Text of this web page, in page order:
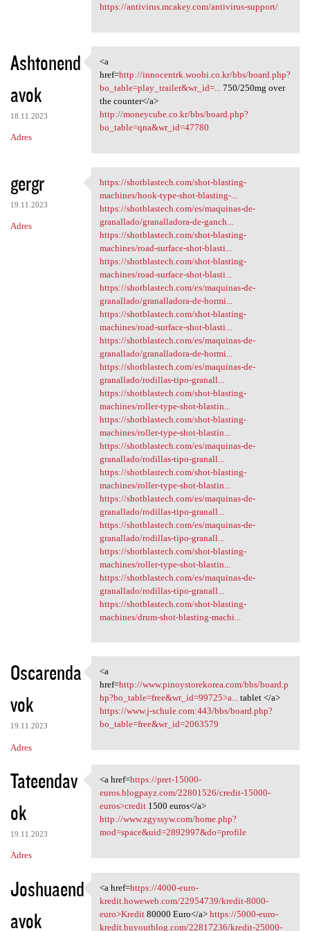
https://antivirus.mcakey.com/antivirus-support/
Ashtonend
avok
18.11.2023
Adres
<a href=http://innocentrk
<a
href=http://innocentrk.woobi.co.kr/bbs/board.php?
bo_table=play_trailer&wr_id=...750/250mg over
the counter</a>
http://moneycube.co.kr/bbs/board.php?
bo_table=qna&wr_id=47780
gergr
19.11.2023
Adres
https://shotblastech.com/shot
https://shotblastech.com/shot-blasting-
machines/hook-type-shot-blasting-...
https://shotblastech.com/es/maquinas-de-
granallado/granalladora-de-ganch...
https://shotblastech.com/shot-blasting-
machines/road-surface-shot-blasti...
https://shotblastech.com/shot-blasting-
machines/road-surface-shot-blasti...
https://shotblastech.com/es/maquinas-de-
granallado/granalladora-de-hormi...
https://shotblastech.com/shot-blasting-
machines/road-surface-shot-blasti...
https://shotblastech.com/es/maquinas-de-
granallado/granalladora-de-hormi...
https://shotblastech.com/es/maquinas-de-
granallado/rodillas-tipo-granall...
https://shotblastech.com/shot-blasting-
machines/roller-type-shot-blastin...
https://shotblastech.com/shot-blasting-
machines/roller-type-shot-blastin...
https://shotblastech.com/es/maquinas-de-
granallado/rodillas-tipo-granall...
https://shotblastech.com/shot-blasting-
machines/roller-type-shot-blastin...
https://shotblastech.com/es/maquinas-de-
granallado/rodillas-tipo-granall...
https://shotblastech.com/es/maquinas-de-
granallado/rodillas-tipo-granall...
https://shotblastech.com/shot-blasting-
machines/roller-type-shot-blastin...
https://shotblastech.com/es/maquinas-de-
granallado/rodillas-tipo-granall...
https://shotblastech.com/shot-blasting-
machines/drum-shot-blasting-machi...
Oscarenda
vok
19.11.2023
Adres
<a href=http://www
<a
href=http://www.pinoystorekorea.com/bbs/board.p
hp?bo_table=free&wr_id=99725>a...tablet </a>
https://www.j-schule.com:443/bbs/board.php?
bo_table=free&wr_id=2063579
Tateendav
ok
19.11.2023
Adres
<a href=https://pret-15000
<a href=https://pret-15000-
euros.blogpayz.com/22801526/credit-15000-
euros>credit1500 euros</a>
http://www.zgyssyw.com/home.php?
mod=space&uid=2892997&do=profile
Joshuaend
avok
<a href=https://4000-euro
<a href=https://4000-euro-
kredit.howeweb.com/22954739/kredit-8000-
euro>Kredit80000 Euro</a> https://5000-euro-
kredit.buyoutblog.com/22817236/kredit-25000-